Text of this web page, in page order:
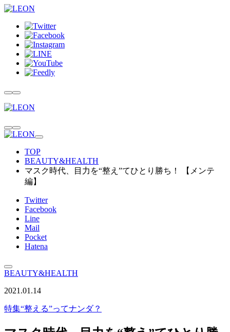
TOP
BEAUTY&HEALTH
マスク時代、目力を“整え”てひとり勝ち！ 【メンテ
編】
Twitter
Facebook
Line
Mail
Pocket
Hatena
BEAUTY&HEALTH
2021.01.14
特集“整える”ってナンダ？